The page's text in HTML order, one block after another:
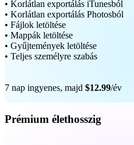
• Korlátlan exportálás iTunesból
• Korlátlan exportálás Photosból
• Fájlok letöltése
• Mappák letöltése
• Gyűjtemények letöltése
• Teljes személyre szabás
7 nap ingyenes, majd $12.99/év
Prémium élethosszig